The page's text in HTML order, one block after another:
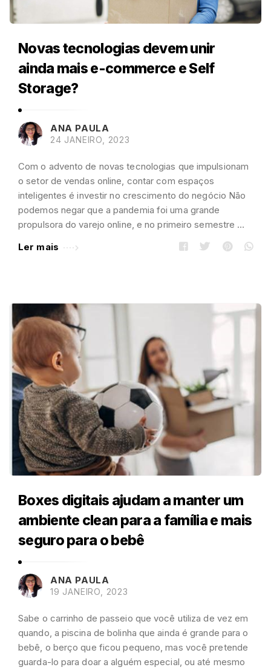
Novas tecnologias devem unir
ainda mais e-commerce e Self
Storage?
ANA PAULA
24 JANEIRO, 2023
Com o advento de novas tecnologias que impulsionam
o setor de vendas online, contar com espaços
inteligentes é investir no crescimento do negócio Não
podemos negar que a pandemia foi uma grande
propulsora do varejo online, e no primeiro semestre …
Ler mais
Boxes digitais ajudam a manter um
ambiente clean para a família e mais
seguro para o bebê
ANA PAULA
19 JANEIRO, 2023
Sabe o carrinho de passeio que você utiliza de vez em
quando, a piscina de bolinha que ainda é grande para o
bebê, o berço que ficou pequeno, mas você pretende
guarda-lo para doar a alguém especial, ou até mesmo